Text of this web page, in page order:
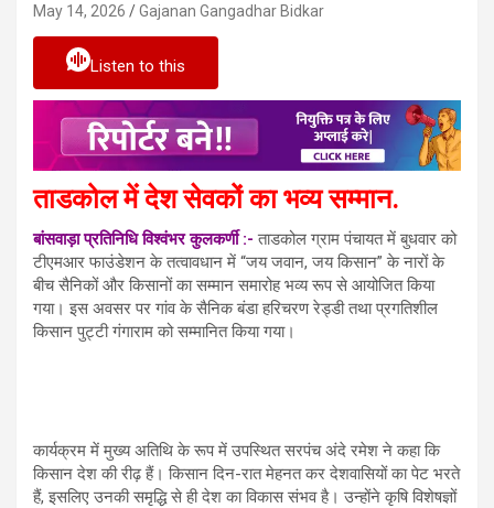
May 14, 2026 Gajanan Gangadhar Bidkar
Listen to this
ताडकोल में देश सेवकों का भव्य सम्मान.
बांसवाड़ा प्रतिनिधि विश्वंभर कुलकर्णी :-ताडकोल ग्राम पंचायत में बुधवार को
टीएमआर फाउंडेशन के तत्वावधान में “जय जवान, जय किसान” के नारों के
बीच सैनिकों और किसानों का सम्मान समारोह भव्य रूप से आयोजित किया
गया। इस अवसर पर गांव के सैनिक बंडा हरिचरण रेड्डी तथा प्रगतिशील
किसान पुट्टी गंगाराम को सम्मानित किया गया।
कार्यक्रम में मुख्य अतिथि के रूप में उपस्थित सरपंच अंदे रमेश ने कहा कि
किसान देश की रीढ़ हैं। किसान दिन-रात मेहनत कर देशवासियों का पेट भरते
हैं, इसलिए उनकी समृद्धि से ही देश का विकास संभव है। उन्होंने कृषि विशेषज्ञों